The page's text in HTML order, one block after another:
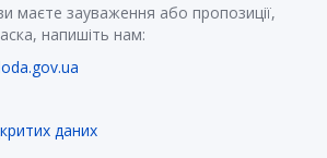
маєте зауваження або пропозиції,
напишіть нам:
даних